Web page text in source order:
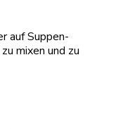
auf Suppen-
mixen und zu